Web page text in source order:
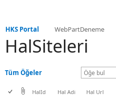
HKS Portal WebPartDeneme
HalSiteleri
Tüm Öğeler
HalId Hal Adi Hal Url